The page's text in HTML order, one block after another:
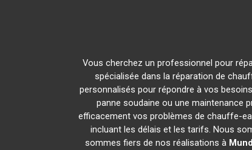
Vous cherchez un professionnel pour
spécialisée dans la réparation de
personnalisés pour répondre à vos
panne soudaine ou une maintenance
efficacement vos problèmes de chauffe-
incluant les délais et les tarifs. Nous
sommes fiers de nos réalisations à